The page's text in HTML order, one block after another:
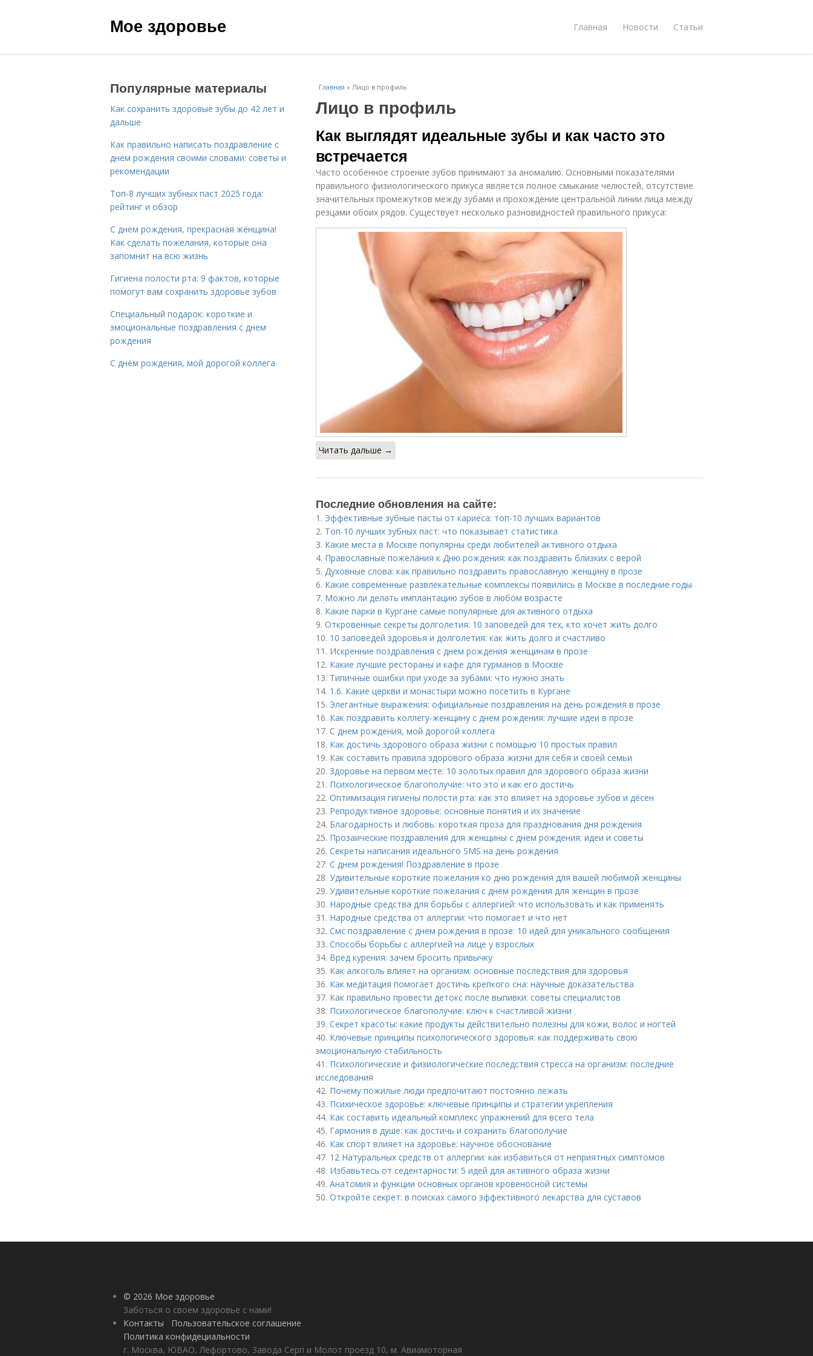
Мое здоровье Главная Новости Статьи
Главная » Лицо в профиль
Лицо в профиль
Как выглядят идеальные зубы и как часто это
встречается
Часто особенное строение зубов принимают за аномалию. Основными показателями
правильного физиологического прикуса является полное смыкание челюстей, отсутствие
значительных промежутков между зубами и прохождение центральной линии лица между
резцами обоих рядов. Существует несколько разновидностей правильного прикуса:
Читать дальше →
Последние обновления на сайте:
1. Эффективные зубные пасты от кариеса: топ-10 лучших вариантов
2. Топ-10 лучших зубных паст: что показывает статистика
3. Какие места в Москве популярны среди любителей активного отдыха
4. Православные пожелания к Дню рождения: как поздравить близких с верой
5. Духовные слова: как правильно поздравить православную женщину в прозе
6. Какие современные развлекательные комплексы появились в Москве в последние годы
7. Можно ли делать имплантацию зубов в любом возрасте
8. Какие парки в Кургане самые популярные для активного отдыха
9. Откровенные секреты долголетия: 10 заповедей для тех, кто хочет жить долго
10. 10 заповедей здоровья и долголетия: как жить долго и счастливо
11. Искренние поздравления с днем рождения женщинам в прозе
12. Какие лучшие рестораны и кафе для гурманов в Москве
13. Типичные ошибки при уходе за зубами: что нужно знать
14. 1.6. Какие церкви и монастыри можно посетить в Кургане
15. Элегантные выражения: официальные поздравления на день рождения в прозе
16. Как поздравить коллегу-женщину с днем рождения: лучшие идеи в прозе
17. С днем рождения, мой дорогой коллега
18. Как достичь здорового образа жизни с помощью 10 простых правил
19. Как составить правила здорового образа жизни для себя и своей семьи
20. Здоровье на первом месте: 10 золотых правил для здорового образа жизни
21. Психологическое благополучие: что это и как его достичь
22. Оптимизация гигиены полости рта: как это влияет на здоровье зубов и дёсен
23. Репродуктивное здоровье: основные понятия и их значение
24. Благодарность и любовь: короткая проза для празднования дня рождения
25. Прозаические поздравления для женщины с днем рождения: идеи и советы
26. Секреты написания идеального SMS на день рождения
27. С днем рождения! Поздравление в прозе
28. Удивительные короткие пожелания ко дню рождения для вашей любимой женщины
29. Удивительные короткие пожелания с днем рождения для женщин в прозе
30. Народные средства для борьбы с аллергией: что использовать и как применять
31. Народные средства от аллергии: что помогает и что нет
32. Смс поздравление с днем рождения в прозе: 10 идей для уникального сообщения
33. Способы борьбы с аллергией на лице у взрослых
34. Вред курения: зачем бросить привычку
35. Как алкоголь влияет на организм: основные последствия для здоровья
36. Как медитация помогает достичь крепкого сна: научные доказательства
37. Как правильно провести детокс после выпивки: советы специалистов
38. Психологическое благополучие: ключ к счастливой жизни
39. Секрет красоты: какие продукты действительно полезны для кожи, волос и ногтей
40. Ключевые принципы психологического здоровья: как поддерживать свою
эмоциональную стабильность
41. Психологические и физиологические последствия стресса на организм: последние
исследования
42. Почему пожилые люди предпочитают постоянно лежать
43. Психическое здоровье: ключевые принципы и стратегии укрепления
44. Как составить идеальный комплекс упражнений для всего тела
45. Гармония в душе: как достичь и сохранить благополучие
46. Как спорт влияет на здоровье: научное обоснование
47. 12 Натуральных средств от аллергии: как избавиться от неприятных симптомов
48. Избавьтесь от седентарности: 5 идей для активного образа жизни
49. Анатомия и функции основных органов кровеносной системы
50. Откройте секрет: в поисках самого эффективного лекарства для суставов
Популярные материалы
Как сохранить здоровые зубы до 42 лет и
дальше
Как правильно написать поздравление с
днем рождения своими словами: советы и
рекомендации
Топ-8 лучших зубных паст 2025 года:
рейтинг и обзор
С днем рождения, прекрасная женщина!
Как сделать пожелания, которые она
запомнит на всю жизнь
Гигиена полости рта: 9 фактов, которые
помогут вам сохранить здоровье зубов
Специальный подарок: короткие и
эмоциональные поздравления с днем
рождения
С днём рождения, мой дорогой коллега
© 2026 Мое здоровье
Заботься о своем здоровье с нами!
Контакты
Пользовательское соглашение
Политика конфидециальности
г. Москва, ЮВАО, Лефортово, Завода Серп и Молот проезд 10, м. Авиамоторная